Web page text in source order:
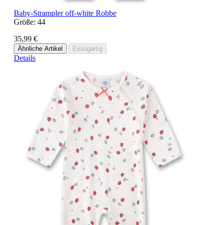
Baby-Strampler off-white Robbe
Größe: 44
35,99 €
Ähnliche Artikel Einzigartig
Details